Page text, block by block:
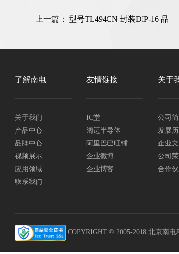
上一篇： 型号TL494CN 封装DIP-16 品
了解南电
关于我们
产品中心
品牌中心
视频展示
应用领域
联系我们
友情链接
IC堂
阔迈半导体
阿里巴巴旺铺
企业微博
企业博客
关于
公司
发展
企业
公司
合作
COPYRIGHT © 2005-2018 北京南电